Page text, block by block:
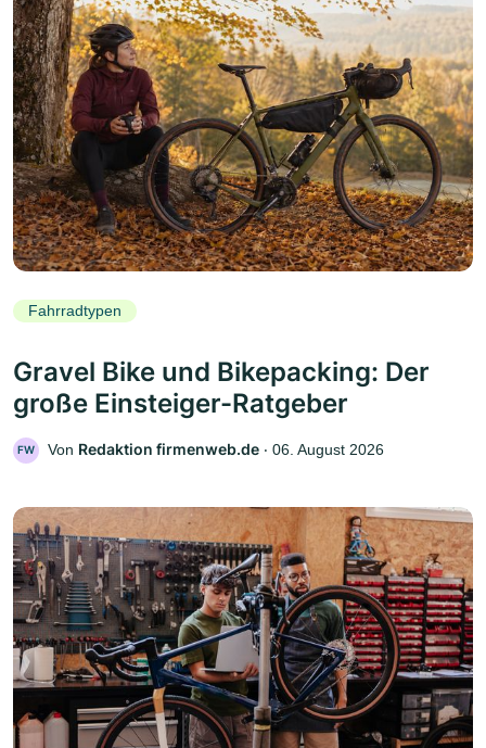
Fahrradtypen
Gravel Bike und Bikepacking: Der
große Einsteiger-Ratgeber
FW Von Redaktion firmenweb.de ‧ 06. August 2026